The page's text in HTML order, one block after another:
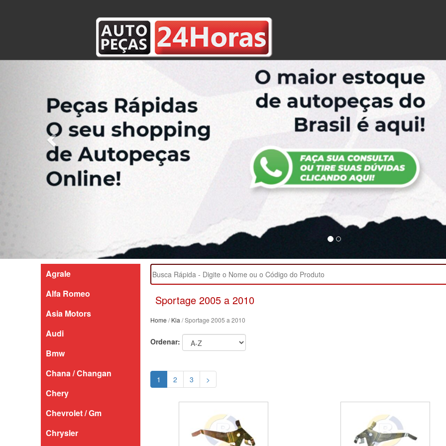
Agrale
Alfa Romeo
Asia Motors
Audi
Bmw
Chana / Changan
Chery
Chevrolet / Gm
Chrysler
Sportage 2005 a 2010
Home /Kia / Sportage 2005 a 2010
Ordenar:
1 2 3 >